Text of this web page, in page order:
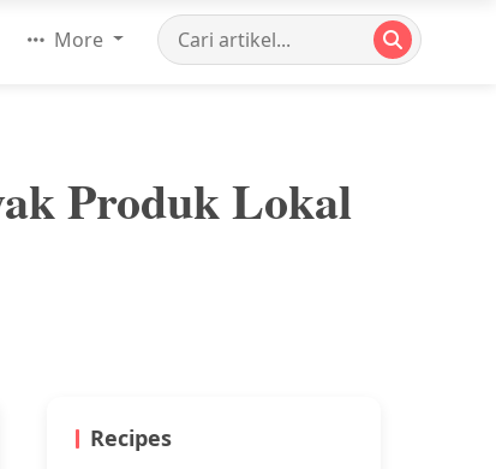
More
Produk Lokal
Recipes